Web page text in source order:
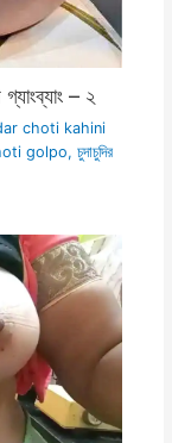
– ২
choti kahini
golpo, চুদাচুদির